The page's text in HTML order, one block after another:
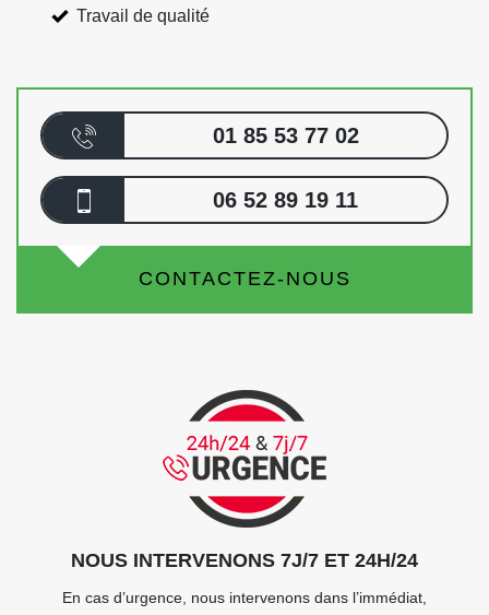
Travail de qualité
01 85 53 77 02
06 52 89 19 11
CONTACTEZ-NOUS
NOUS INTERVENONS 7J/7 ET 24H/24
En cas d’urgence, nous intervenons dans l’immédiat,